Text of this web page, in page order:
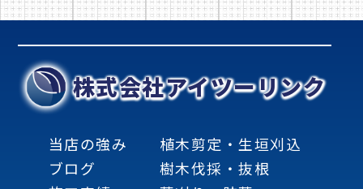
株式会社アイツーリンク
当店の強み
ブログ
植木剪定・生垣刈込
樹木伐採・抜根